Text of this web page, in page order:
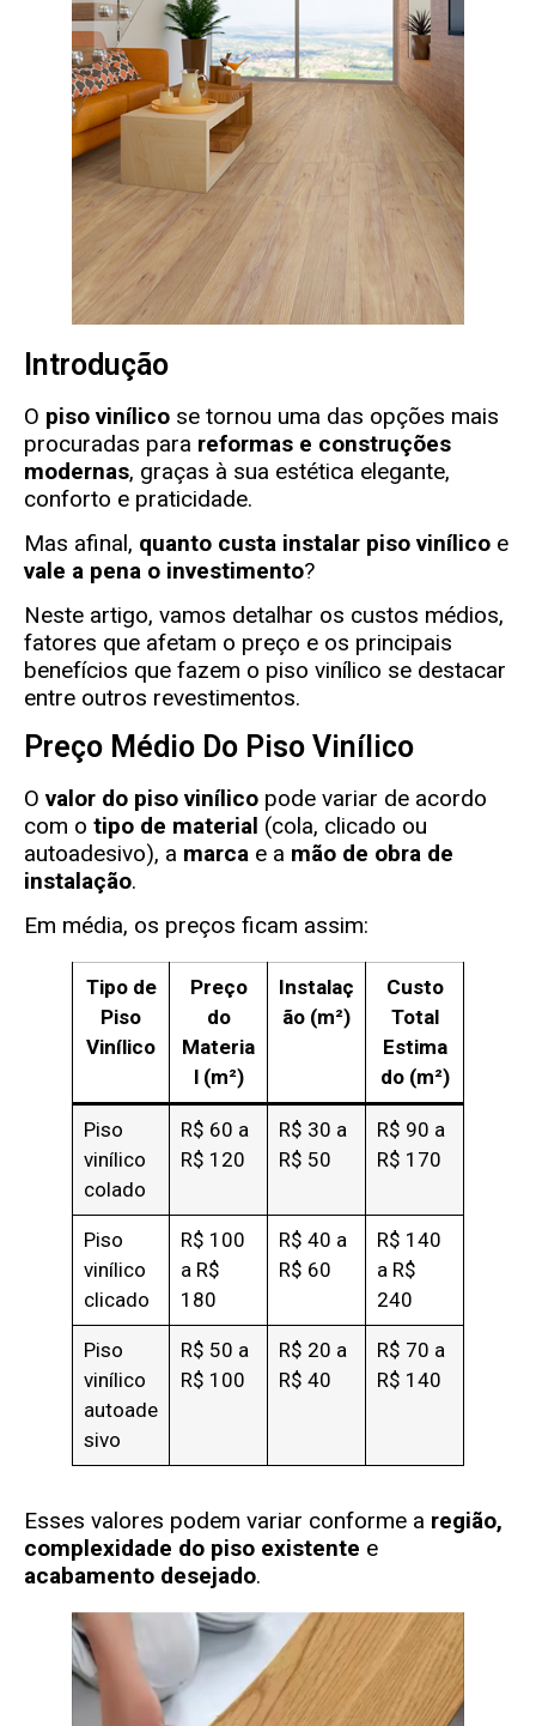
Introdução
O piso vinílico se tornou uma das opções mais
procuradas para reformas e construções
modernas, graças à sua estética elegante,
conforto e praticidade.
Mas afinal, quanto custa instalar piso vinílico e
vale a pena o investimento?
Neste artigo, vamos detalhar os custos médios,
fatores que afetam o preço e os principais
benefícios que fazem o piso vinílico se destacar
entre outros revestimentos.
Preço Médio Do Piso Vinílico
O valor do piso vinílico pode variar de acordo
com o tipo de material (cola, clicado ou
autoadesivo), a marca e a mão de obra de
instalação.
Em média, os preços ficam assim:
Tipo de
Piso
Vinílico
Preço
do
Materia
l (m²)
Instalaç
ão (m²)
Custo
Total
Estima
do (m²)
Piso
vinílico
colado
R$ 60 a
R$ 120
R$ 30 a
R$ 50
R$ 90 a
R$ 170
Piso
vinílico
clicado
R$ 100
a R$
180
R$ 40 a
R$ 60
R$ 140
a R$
240
Piso
vinílico
autoade
sivo
R$ 50 a
R$ 100
R$ 20 a
R$ 40
R$ 70 a
R$ 140
Esses valores podem variar conforme a região,
complexidade do piso existente e
acabamento desejado.